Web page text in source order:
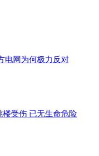
电网为何极力反对
楼受伤 已无生命危险